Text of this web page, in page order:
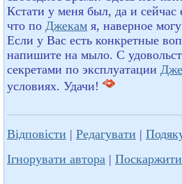
Кстати у меня был, да и сейчас
что по Джекам я, наверное
Если у Вас есть конкретные
напишите на мыло. С
секретами по эксплуатации
условиях. Удачи!
Відповісти | Редагувати |
Ігнорувати автора |